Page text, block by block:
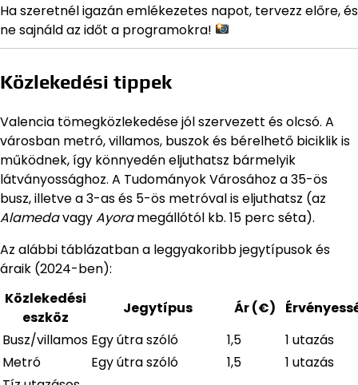
Ha szeretnél igazán emlékezetes napot, tervezz előre, és
ne sajnáld az időt a programokra!
Közlekedési tippek
Valencia tömegközlekedése jól szervezett és olcsó. A
városban metró, villamos, buszok és bérelhető biciklik is
működnek, így könnyedén eljuthatsz bármelyik
látványossághoz. A Tudományok Városához a 35-ös
busz, illetve a 3-as és 5-ös metróval is eljuthatsz (az
AlamedavagyAyoramegállótól kb. 15 perc séta).
Az alábbi táblázatban a leggyakoribb jegytípusok és
áraik (2024-ben):
Közlekedési
eszköz
Jegytípus Ár (€)
Busz/villamos Egy útra szóló 1,5
1 utazás
Metró
Egy útra szóló 1,5
1 utazás